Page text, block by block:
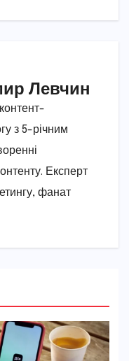
Левчин
з 5-річним
Експерт
фанат